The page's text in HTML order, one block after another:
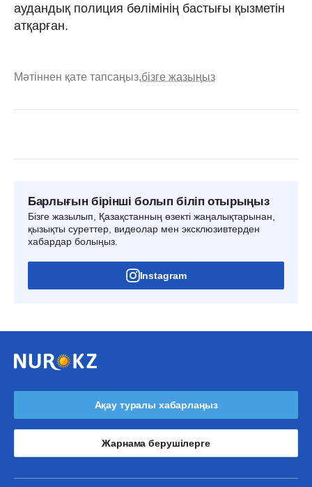
аудандық полиция бөлімінің бастығы қызметін
атқарған.
Мәтіннен қате тапсаңыз,бізге жазыңыз
Барлығын бірінші болып біліп отырыңыз
Бізге жазылып, Қазақстанның өзекті жаңалықтарынан,
қызықты суреттер, видеолар мен эксклюзивтерден
хабардар болыңыз.
Instagram
Ақау туралы хабарлаңыз
Жарнама берушілерге